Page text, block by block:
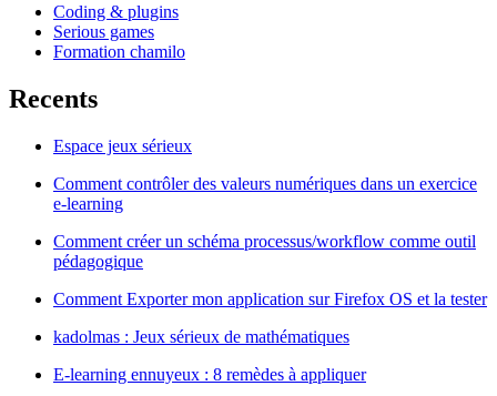
Coding & plugins
Serious games
Formation chamilo
Recents
Espace jeux sérieux
Comment contrôler des valeurs numériques dans un exercice
e-learning
Comment créer un schéma processus/workflow comme outil
pédagogique
Comment Exporter mon application sur Firefox OS et la tester
kadolmas : Jeux sérieux de mathématiques
E-learning ennuyeux : 8 remèdes à appliquer